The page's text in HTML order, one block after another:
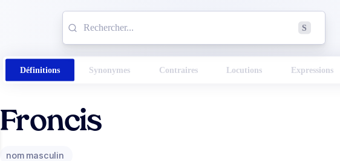
S
Définitions Synonymes Contraires Locutions Expressions
Froncis
nom masculin